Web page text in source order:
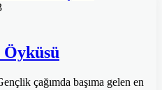
çağımda başıma gelen en